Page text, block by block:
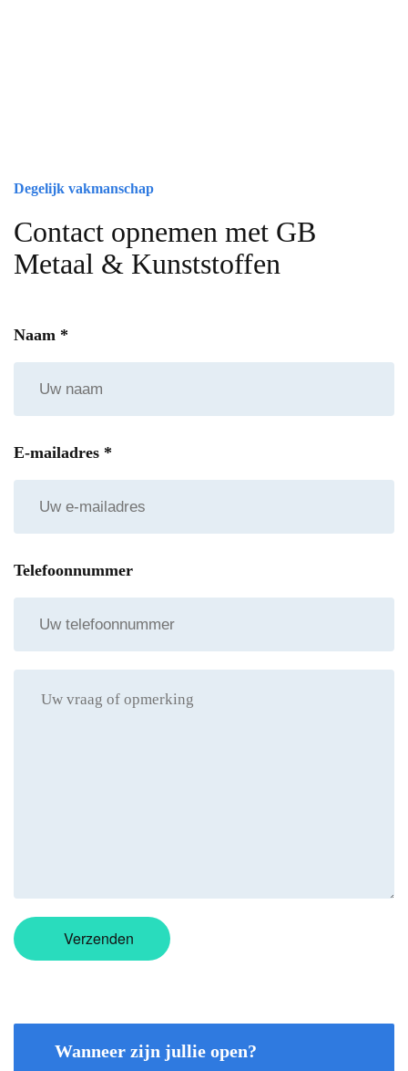
Degelijk vakmanschap
Contact opnemen met GB
Metaal & Kunststoffen
Naam *
E-mailadres *
Telefoonnummer
Verzenden
Wanneer zijn jullie open?